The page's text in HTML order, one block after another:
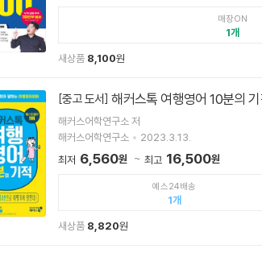
매장ON
1
새상품 8,100원
[중고 도서] 해커스톡 여행영어 10분의
해커스어학연구소 저
해커스어학연구소
2023.3.13.
최저 6,560원 최고 16,500원
예스24배송
1
새상품 8,820원